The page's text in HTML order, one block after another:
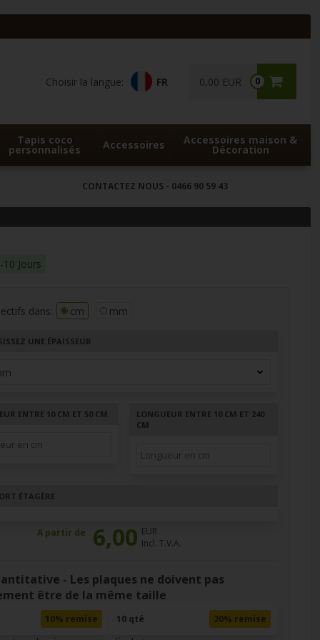
Choisir la langue: FR 0
0,00 EUR
Tapis coco
personnalisés Accessoires Accessoires maison &
Décoration
CONTACTEZ NOUS - 0466 90 59 43
Jours
dans: cm mm
UNE ÉPAISSEUR
ENTRE 10 CM ET 50 CM
LONGUEUR ENTRE 10 CM ET 240
CM
ÉTAGÈRE
A partir de 6,00 EUR
Incl. T.V.A.
- Les plaques ne doivent pas
être de la même taille
10% remise 10 qté 20% remise